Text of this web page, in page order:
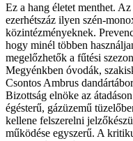
Ez a hang életet menthet.
ezerhétszáz ilyen szén-
közintézményeknek.
hogy minél többen
megelőzhetők a fűtési
Megyénkben óvodák,
Csontos Ambrus
Bizottság elnöke az
égésterű, gázüzemű
kellene felszerelni
működése egyszerű. A